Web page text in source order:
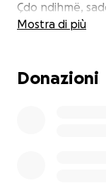
Çdo ndihmë,
Lulzimin dhe
Emri: Lulzim Zogaj
Mostra di più
Donazioni